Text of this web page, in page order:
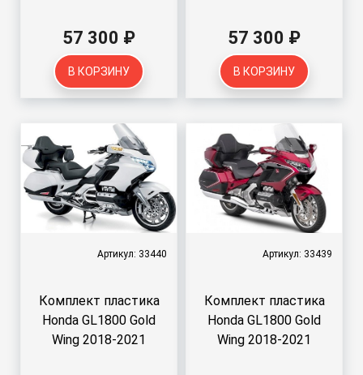
57 300 ₽
В КОРЗИНУ
57 300 ₽
В КОРЗИНУ
Артикул: 33440
Комплект пластика
Honda GL1800 Gold
Wing 2018-2021
Артикул: 33439
Комплект пластика
Honda GL1800 Gold
Wing 2018-2021